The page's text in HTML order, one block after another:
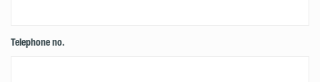
Telephone no.